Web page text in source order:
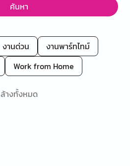
ค้นหา
งานด่วน
งานพาร์ทไทม์
Work from Home
ล้างทั้งหมด